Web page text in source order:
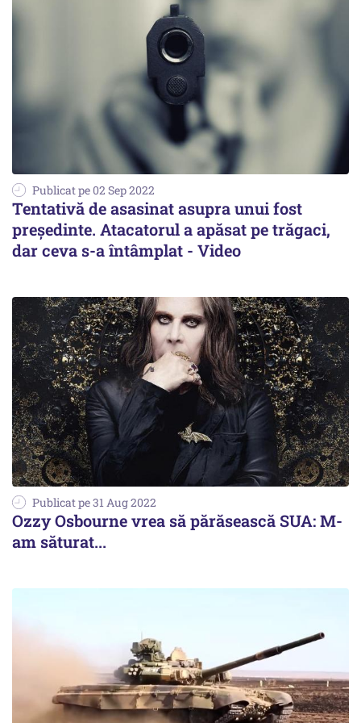
Publicat pe 02 Sep 2022
Tentativă de asasinat asupra unui fost
președinte. Atacatorul a apăsat pe trăgaci,
dar ceva s-a întâmplat - Video
Publicat pe 31 Aug 2022
Ozzy Osbourne vrea să părăsească SUA: M-
am săturat...